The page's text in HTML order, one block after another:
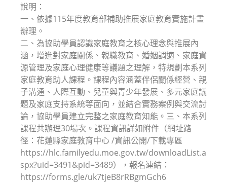
說明：
一、依據115年度教育部補助推展家庭教育實施計畫
辦理。
二、為協助學員認識家庭教育之核心理念與推展內
涵，增進對家庭關係、親職教育、婚姻調適、家庭資
源管理及家庭心理健康等議題之理解，特規劃本系列
家庭教育助人課程。課程內容涵蓋伴侶關係經營、親
子溝通、人際互動、兒童與青少年發展、多元家庭議
題及家庭支持系統等面向，並結合實務案例與交流討
論，協助學員建立完整之家庭教育知能。三、本系列
課程共辦理30場次。課程資訊詳如附件（網址路
徑：花蓮縣家庭教育中心 /資訊公開/下載專區
https://hlc.familyedu.moe.gov.tw/downloadList.a
spx?uid=3491&pid=3489），報名連結：
https://forms.gle/uk7tjeB8rRBgmGch6